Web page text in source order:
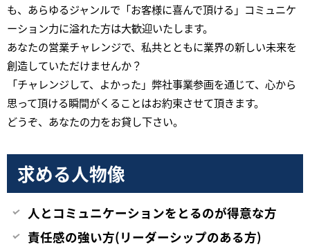
も、あらゆるジャンルで「お客様に喜んで頂ける」コミュニケ
ーション力に溢れた方は大歓迎いたします。
あなたの営業チャレンジで、私共とともに業界の新しい未来を
創造していただけませんか？
「チャレンジして、よかった」弊社事業参画を通じて、心から
思って頂ける瞬間がくることはお約束させて頂きます。
どうぞ、あなたの力をお貸し下さい。
求める人物像
人とコミュニケーションをとるのが得意な方
責任感の強い方(リーダーシップのある方)